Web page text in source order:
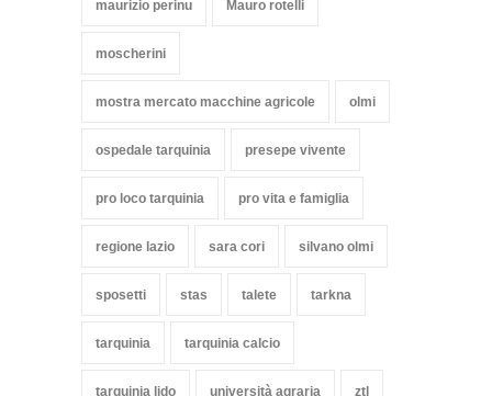
maurizio perinu Mauro rotelli
moscherini
mostra mercato macchine agricole olmi
ospedale tarquinia presepe vivente
pro loco tarquinia pro vita e famiglia
regione lazio sara cori silvano olmi
sposetti stas talete tarkna
tarquinia tarquinia calcio
tarquinia lido università agraria ztl